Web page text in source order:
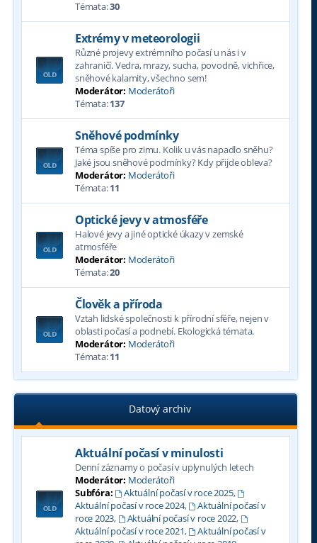
Témata:30
Extrémy v meteorologii
Různé projevy extrémního počasí u nás i v
zahraničí. Vedra, mrazy, sucha, povodně, vichřice,
sněhové kalamity, všechno sem!
Moderátor: Moderátoři
Témata:137
Sněhové podmínky
Téma spíše pro zimu. Kolik u vás napadlo sněhu?
Jaké jsou sněhové podmínky? Kdy přijde obleva?
Moderátor: Moderátoři
Témata:11
Optické jevy v atmosféře
Halové jevy a jiné optické úkazy v zemské
atmosféře
Moderátor: Moderátoři
Témata:20
Člověk a příroda
Vztah lidské společnosti k přírodní sféře, nejen v
oblasti počasí a podnebí. Ekologická témata.
Moderátor: Moderátoři
Témata:11
Datový archiv
Aktuální počasí v minulosti
Denní záznamy o počasí v uplynulých letech
Moderátor: Moderátoři
Subfóra:
Aktuální počasí v roce 2025,
Aktuální počasí v roce 2024,
Aktuální počasí v
roce 2023, Aktuální počasí v roce 2022,
Aktuální počasí v roce 2021,
Aktuální počasí v